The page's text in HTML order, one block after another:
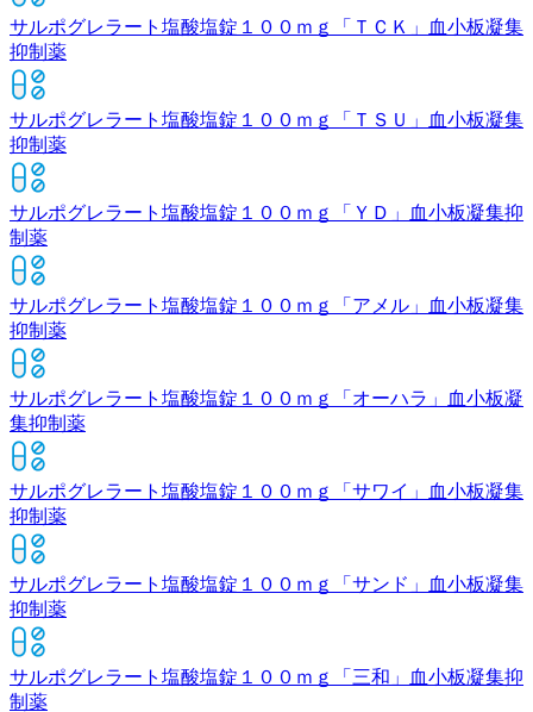
サルポグレラート塩酸塩錠１００ｍｇ「ＴＣＫ」
血小板凝集
抑制薬
サルポグレラート塩酸塩錠１００ｍｇ「ＴＳＵ」
血小板凝集
抑制薬
サルポグレラート塩酸塩錠１００ｍｇ「ＹＤ」
血小板凝集抑
制薬
サルポグレラート塩酸塩錠１００ｍｇ「アメル」
血小板凝集
抑制薬
サルポグレラート塩酸塩錠１００ｍｇ「オーハラ」
血小板凝
集抑制薬
サルポグレラート塩酸塩錠１００ｍｇ「サワイ」
血小板凝集
抑制薬
サルポグレラート塩酸塩錠１００ｍｇ「サンド」
血小板凝集
抑制薬
サルポグレラート塩酸塩錠１００ｍｇ「三和」
血小板凝集抑
制薬